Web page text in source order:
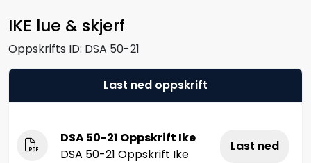
IKE lue & skjerf
Oppskrifts ID: DSA 50-21
Last ned oppskrift
DSA 50-21 Oppskrift Ike
DSA 50-21 Oppskrift Ike
Last ned